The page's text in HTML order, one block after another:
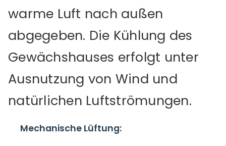
warme Luft nach außen
abgegeben. Die Kühlung des
Gewächshauses erfolgt unter
Ausnutzung von Wind und
natürlichen Luftströmungen.
Mechanische Lüftung: